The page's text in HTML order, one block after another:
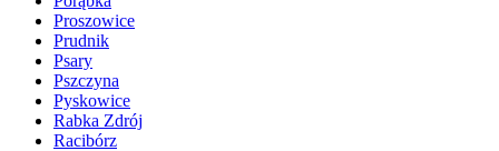
Proszowice
Prudnik
Psary
Pszczyna
Pyskowice
Rabka Zdrój
Racibórz